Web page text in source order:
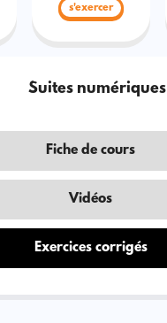
s'exercer
Suites numériques
Fiche de cours
Vidéos
Exercices corrigés